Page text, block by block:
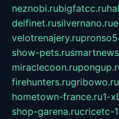
neznobi.rubigfatcc.ru
delfinet.rusilvernano.ru
velotrenajery.ru
show-pets.ru
miraclecoon.ru
firehunters.rugribowo.ru
hometown-france.ru1-
shop-garena.rucricetc-